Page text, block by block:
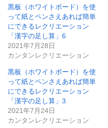
黒板（ホワイトボード）を使
って紙とペンさえあれば簡単
にできるレクリエーション
「漢字の足し算」6
2021年7月28日
カンタンレクリエーション
黒板（ホワイトボード）を使
って紙とペンさえあれば簡単
にできるレクリエーション
「漢字の足し算」3
2021年7月24日
カンタンレクリエーション